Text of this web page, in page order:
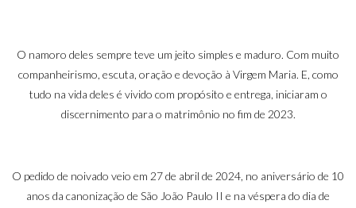
O namoro deles sempre teve um jeito simples e maduro. Com muito
companheirismo, escuta, oração e devoção à Virgem Maria. E, como
tudo na vida deles é vivido com propósito e entrega, iniciaram o
discernimento para o matrimônio no fim de 2023.
O pedido de noivado veio em 27 de abril de 2024, no aniversário de 10
anos da canonização de São João Paulo II e na véspera do dia de